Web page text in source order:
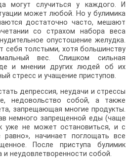
могут случиться у каждого. И
может любой. Но у булимика
достаточно часто, мешают
со страхом набора веса
опустошение желудка.
себя толстыми, хотя большинству
вес. Слишком сильная
и мнении других людей об их
стресс и учащение приступов.
депрессия, неудачи и стрессы
недовольство собой, а также
запрещающая многие продукты.
немного запрещенной еды (чаще
уже не может остановиться, и с
начинает поглощать все
После приступа булимик
неудовлетворенности собой.